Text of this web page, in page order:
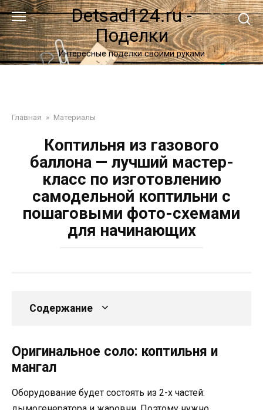
Перейти
к
контенту
Detsad124.ru -
Поделки
Интересные поделки своими руками
Главная » Материалы
Коптильня из газового
баллона — лучший мастер-
класс по изготовлению
самодельной коптильни с
пошаговыми фото-схемами
для начинающих
Содержание
Оригинальное соло: коптильня и
мангал
Оборудование будет состоять из 2-х частей: